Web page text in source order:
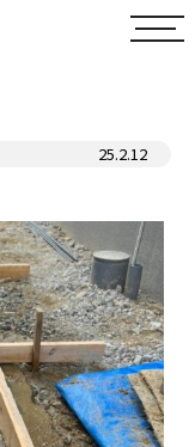
toggle
25.2.12